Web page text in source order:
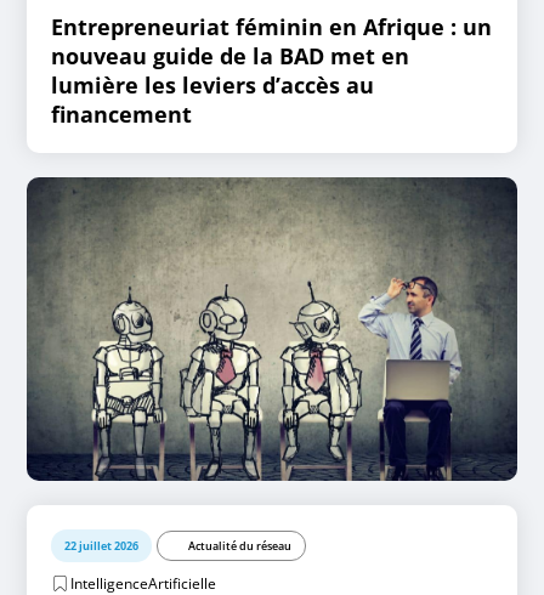
Entrepreneuriat féminin en Afrique : un
nouveau guide de la BAD met en
lumière les leviers d’accès au
financement
22 juillet 2026 Actualité du réseau
IntelligenceArtificielle